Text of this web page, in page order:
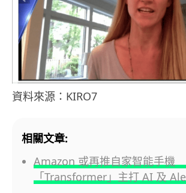
資料來源：KIRO7
相關文章:
Amazon 或再推自家智能手機
「Transformer」主打 AI 及